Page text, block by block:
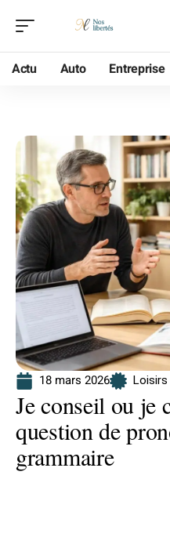
Actu Auto Entreprise
18 mars 2026 Loisirs
Je conseil ou je
question de
grammaire